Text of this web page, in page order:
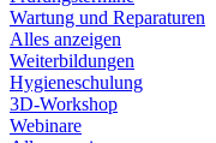
Wartung und Reparaturen
Alles anzeigen
Weiterbildungen
Hygieneschulung
3D-Workshop
Webinare